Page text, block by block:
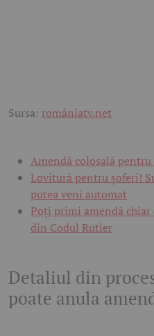
Sursa: româniatv.net
Amendă colosală
Lovitură pentru șoferi!
putea veni automat
Poți primi amendă chiar
din Codul Rutier
Detaliul din
poate anula